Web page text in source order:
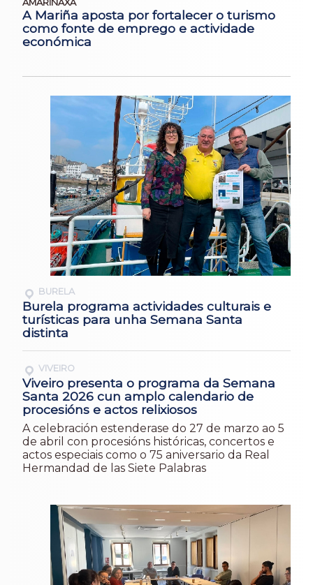
AMARIÑAXA
A Mariña aposta por fortalecer o turismo
como fonte de emprego e actividade
económica
BURELA
Burela programa actividades culturais e
turísticas para unha Semana Santa
distinta
VIVEIRO
Viveiro presenta o programa da Semana
Santa 2026 cun amplo calendario de
procesións e actos relixiosos
A celebración estenderase do 27 de marzo ao 5
de abril con procesións históricas, concertos e
actos especiais como o 75 aniversario da Real
Hermandad de las Siete Palabras